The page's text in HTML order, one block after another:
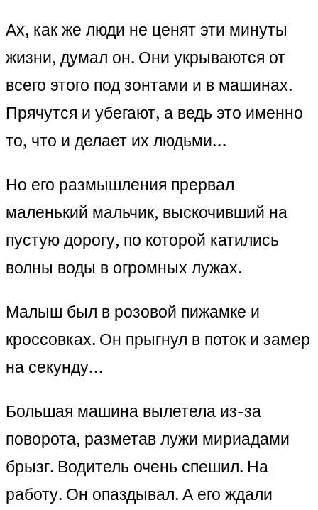
Ах, как же люди не ценят эти минуты
жизни, думал он. Они укрываются от
всего этого под зонтами и в машинах.
Прячутся и убегают, а ведь это именно
то, что и делает их людьми…
Но его размышления прервал
маленький мальчик, выскочивший на
пустую дорогу, по которой катились
волны воды в огромных лужах.
Малыш был в розовой пижамке и
кроссовках. Он прыгнул в поток и замер
на секунду…
Большая машина вылетела из-за
поворота, разметав лужи мириадами
брызг. Водитель очень спешил. На
работу. Он опаздывал. А его ждали